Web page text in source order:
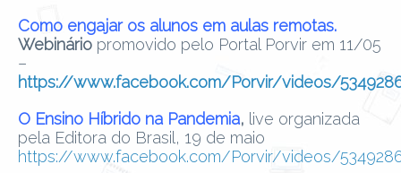
Como engajar os alunos em aulas remotas.
Webinário promovido pelo Portal Porvir em 11/05
–
https://www.facebook.com/Porvir/videos/
O Ensino Híbrido na Pandemia, live organizada
pela Editora do Brasil, 19 de maio
https://www.facebook.com/Porvir/videos/